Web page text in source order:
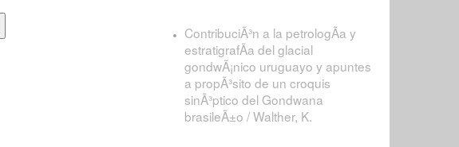
ContribuciÃ³n a la petrologÃ­a y
estratigrafÃ­a del glacial
gondwÃ¡nico uruguayo y apuntes
a propÃ³sito de un croquis
sinÃ³ptico del Gondwana
brasileÃ±o / Walther, K.